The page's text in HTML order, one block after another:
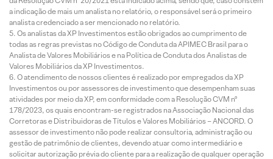
a indicação de mais um analista no relatório, o responsável será o primeiro
analista credenciado a ser mencionado no relatório.
Os analistas da XP Investimentos estão obrigados ao cumprimento de
todas as regras previstas no Código de Conduta da APIMEC Brasil para o
Analista de Valores Mobiliários e na Política de Conduta dos Analistas de
Valores Mobiliários da XP Investimentos.
O atendimento de nossos clientes é realizado por empregados da XP
Investimentos ou por assessores de investimento que desempenham suas
atividades por meio da XP, em conformidade com a Resolução CVM nº
178/2023, os quais encontram-se registrados na Associação Nacional das
Corretoras e Distribuidoras de Títulos e Valores Mobiliários – ANCORD. O
assessor de investimento não pode realizar consultoria, administração ou
gestão de patrimônio de clientes, devendo atuar como intermediário e
solicitar autorização prévia do cliente para a realização de qualquer operação